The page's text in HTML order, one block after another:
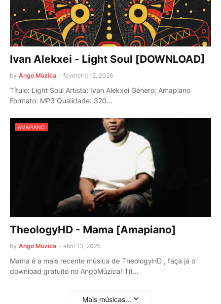
Ivan Alekxei - Light Soul [DOWNLOAD]
by Ango Múzica - fevereiro 12, 2026
Título: Light Soul Artista: Ivan Alekxei Género: Amapiano
Formato: MP3 Qualidade: 320…
AMAPIANO
TheologyHD - Mama [Amapiano]
by Ango Múzica - abril 13, 2025
Mama é a mais recente música de TheologyHD , faça já o
download gratuito no AngoMúzica! Tít…
Mais músicas...